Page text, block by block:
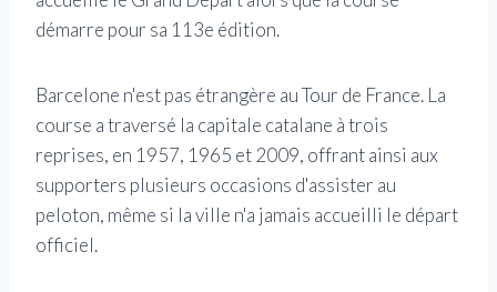
démarre pour sa 113e édition.
Barcelone n'est pas étrangère au Tour de France. La
course a traversé la capitale catalane à trois
reprises, en 1957, 1965 et 2009, offrant ainsi aux
supporters plusieurs occasions d'assister au
peloton, même si la ville n'a jamais accueilli le départ
officiel.